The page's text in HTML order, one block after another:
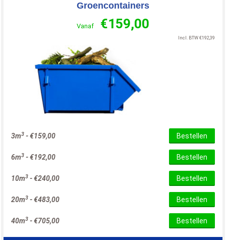
Groencontainers
Vanaf €159,00
Incl. BTW €192,39
3m3 -€159,00 Bestellen
6m3 -€192,00 Bestellen
10m3 -€240,00 Bestellen
20m3 -€483,00 Bestellen
40m3 -€705,00 Bestellen